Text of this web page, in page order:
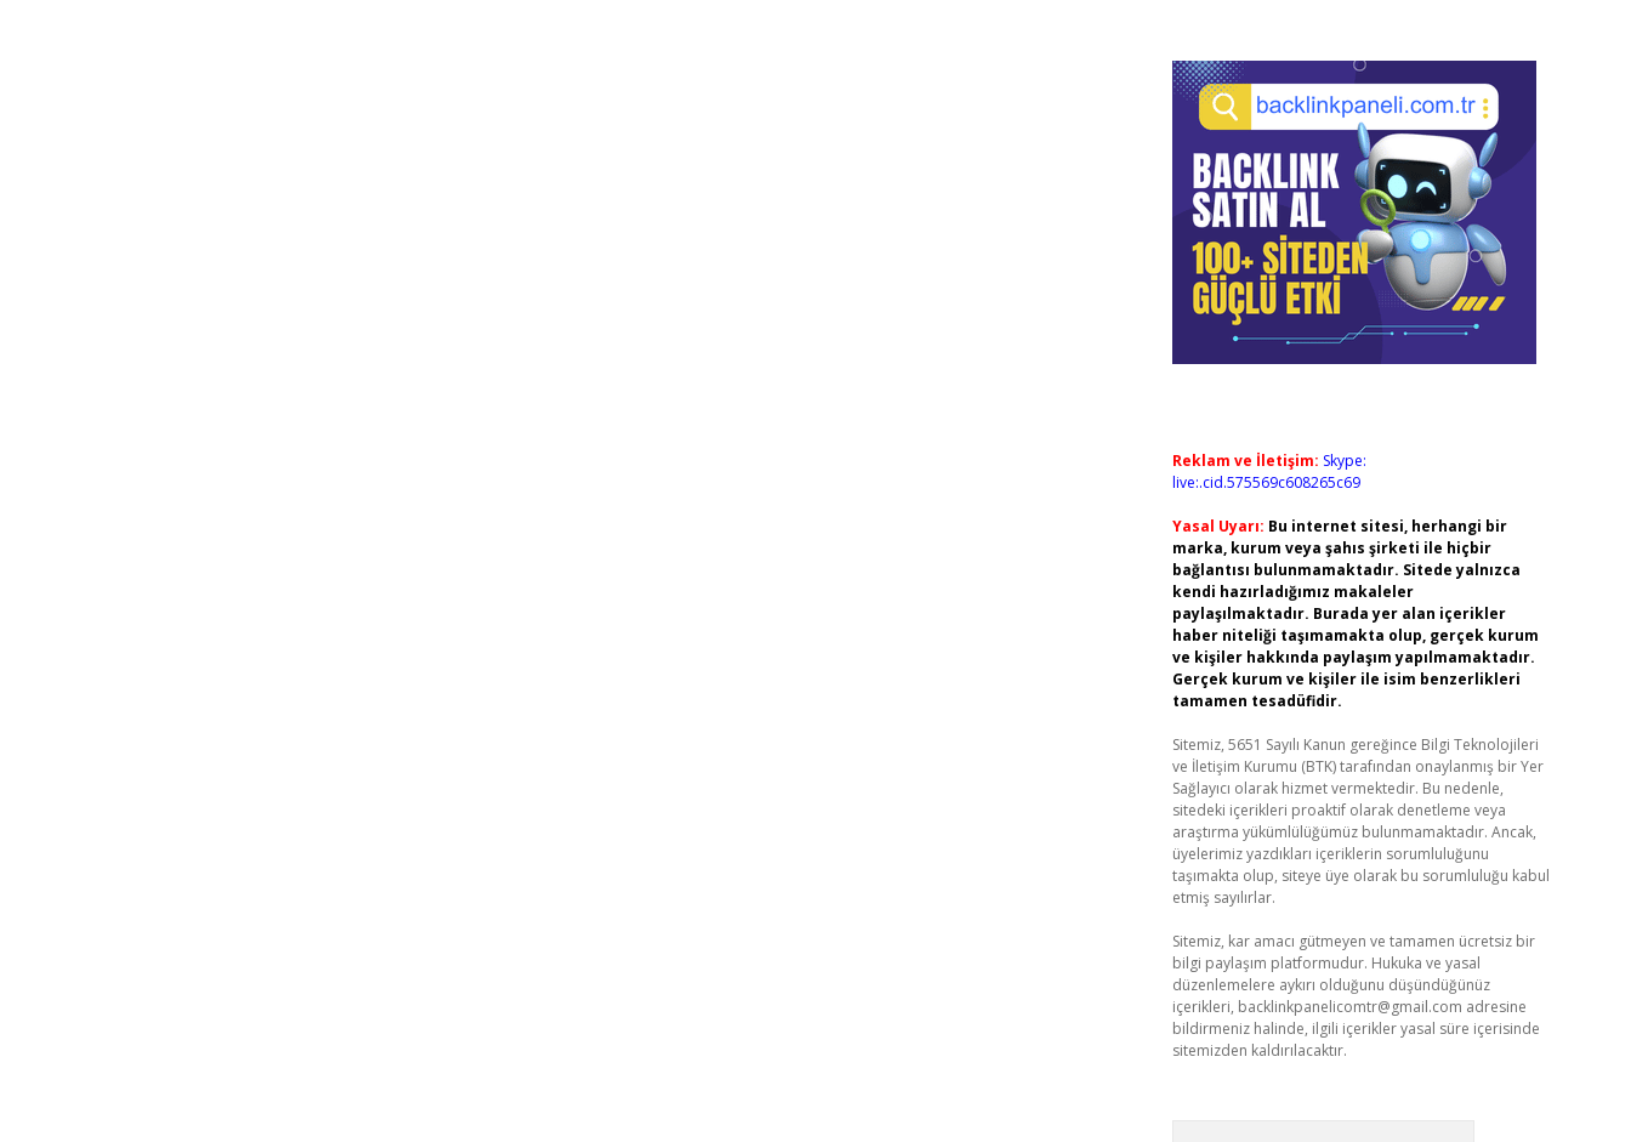
Reklam ve İletişim: Skype:
live:.cid.575569c608265c69
Yasal Uyarı: Bu internet sitesi, herhangi bir
marka, kurum veya şahıs şirketi ile hiçbir
bağlantısı bulunmamaktadır. Sitede yalnızca
kendi hazırladığımız makaleler
paylaşılmaktadır. Burada yer alan içerikler
haber niteliği taşımamakta olup, gerçek kurum
ve kişiler hakkında paylaşım yapılmamaktadır.
Gerçek kurum ve kişiler ile isim benzerlikleri
tamamen tesadüfidir.
Sitemiz, 5651 Sayılı Kanun gereğince Bilgi Teknolojileri
ve İletişim Kurumu (BTK) tarafından onaylanmış bir Yer
Sağlayıcı olarak hizmet vermektedir. Bu nedenle,
sitedeki içerikleri proaktif olarak denetleme veya
araştırma yükümlülüğümüz bulunmamaktadır. Ancak,
üyelerimiz yazdıkları içeriklerin sorumluluğunu
taşımakta olup, siteye üye olarak bu sorumluluğu kabul
etmiş sayılırlar.
Sitemiz, kar amacı gütmeyen ve tamamen ücretsiz bir
bilgi paylaşım platformudur. Hukuka ve yasal
düzenlemelere aykırı olduğunu düşündüğünüz
içerikleri, backlinkpanelicomtr@gmail.com adresine
bildirmeniz halinde, ilgili içerikler yasal süre içerisinde
sitemizden kaldırılacaktır.